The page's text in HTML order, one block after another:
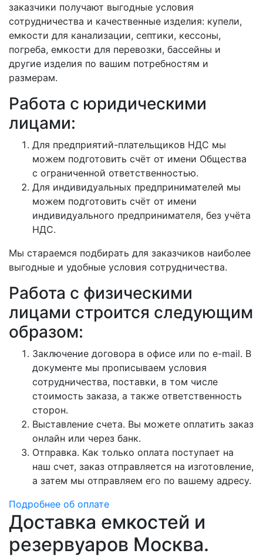
заказчики получают выгодные условия
сотрудничества и качественные изделия: купели,
емкости для канализации, септики, кессоны,
погреба, емкости для перевозки, бассейны и
другие изделия по вашим потребностям и
размерам.
Работа с юридическими
лицами:
Для предприятий-плательщиков НДС мы
можем подготовить счёт от имени Общества
с ограниченной ответственностью.
Для индивидуальных предпринимателей мы
можем подготовить счёт от имени
индивидуального предпринимателя, без учёта
НДС.
Мы стараемся подбирать для заказчиков наиболее
выгодные и удобные условия сотрудничества.
Работа с физическими
лицами строится следующим
образом:
Заключение договора в офисе или по e-mail. В
документе мы прописываем условия
сотрудничества, поставки, в том числе
стоимость заказа, а также ответственность
сторон.
Выставление счета. Вы можете оплатить заказ
онлайн или через банк.
Отправка. Как только оплата поступает на
наш счет, заказ отправляется на изготовление,
а затем мы отправляем его по вашему адресу.
Подробнее об оплате
Доставка емкостей и
резервуаров Москва.